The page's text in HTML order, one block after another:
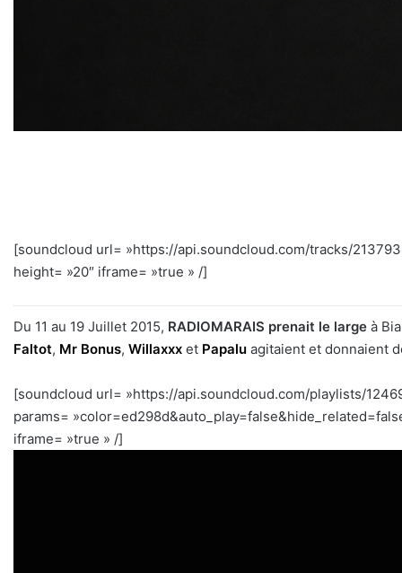
[soundcloud url= »https://api.soundcloud.com/tracks/
height= »20″ iframe= »true » /]
Du 11 au 19 Juillet 2015, RADIOMARAIS prenait le large à
Faltot, Mr Bonus, Willaxxx et Papalu agitaient et donnaient
[soundcloud url= »https://api.soundcloud.com/playlists/
params=
iframe= »true » /]